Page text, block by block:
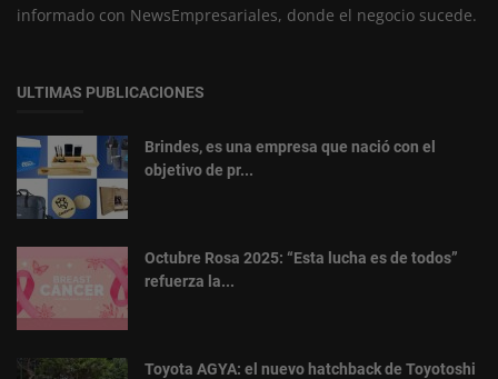
informado con NewsEmpresariales, donde el negocio sucede.
ULTIMAS PUBLICACIONES
Brindes, es una empresa que nació con el
objetivo de pr...
Octubre Rosa 2025: “Esta lucha es de todos”
refuerza la...
Toyota AGYA: el nuevo hatchback de Toyotoshi